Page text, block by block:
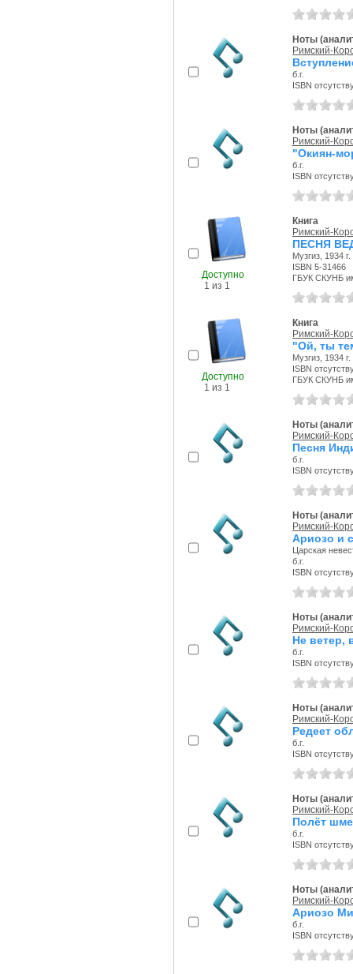
Ноты
Римский-
б.г.
ISBN
Ноты
Римский-
"Окиян-
б.г.
ISBN
Доступно
1 из 1
Книга
Римский-
ПЕСНЯ
Музгиз, 1934 г.
ISBN 5-31466
ГБУК СКУНБ
Доступно
1 из 1
Книга
Римский-
"Ой, ты
Музгиз, 1934 г.
ISBN
ГБУК СКУНБ
Ноты
Римский-
Песня
б.г.
ISBN
Ноты
Римский-
Ариозо и
Царская
б.г.
ISBN
Ноты
Римский-
Не ветер,
б.г.
ISBN
Ноты
Римский-
Редеет
б.г.
ISBN
Ноты
Римский-
Полёт
б.г.
ISBN
Ноты
Римский-
Ариозо
б.г.
ISBN